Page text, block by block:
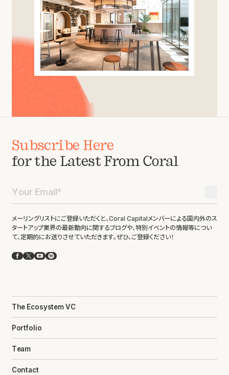
Subscribe Here
for the Latest From Coral
メーリングリストにご登録いただくと、Coral Capitalメンバーによる国内外のス
タートアップ業界の最新動向に関するブログや、特別イベントの情報等につい
て、定期的にお送りさせていただきます。ぜひ、ご登録ください！
Facebook
X YouTube
Spotify
The Ecosystem VC
Portfolio
Team
Contact